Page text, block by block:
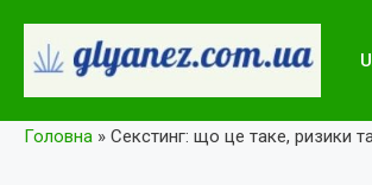
content
glyanez.com.ua
Головна » Секстинг: що це таке, ризики